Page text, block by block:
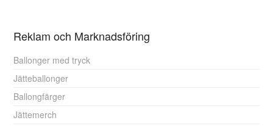
Reklam och Marknadsföring
Ballonger med tryck
Jätteballonger
Ballongfärger
Jättemerch